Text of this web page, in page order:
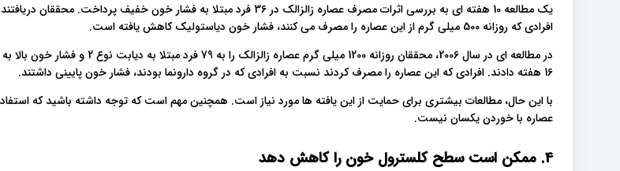
یک مطالعه 10 هفته ای به بررسی اثرات مصرف عصاره زالزالک در 36 فرد مبتلا به فشار خون خفیف پرداخت. محققان دریافتند
افرادی که روزانه 500 میلی گرم از این عصاره را مصرف می کنند، فشار خون دیاستولیک کاهش یافته است.
در مطالعه ای در سال 2006، محققان روزانه 1200 میلی گرم عصاره زالزالک را به 79 فرد مبتلا به
16 هفته دادند. افرادی که این عصاره را مصرف کردند نسبت به افرادی که در گروه دارونما بودند، فشار خون پایینی داشتند.
با این حال، مطالعات بیشتری برای حمایت از این یافته ها مورد نیاز است. همچنین مهم است که توجه داشته باشید که
عصاره با خوردن یکسان نیست.
4. ممکن است سطح کلسترول خون را کاهش دهد